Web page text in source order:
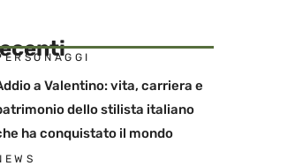
a Valentino: vita, carriera e
dello stilista italiano
ha conquistato il mondo